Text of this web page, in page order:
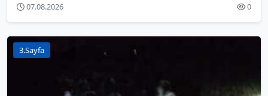
07.08.2026 0
3.Sayfa